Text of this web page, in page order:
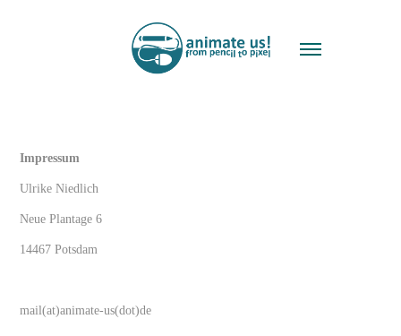
Impressum
Ulrike Niedlich
Neue Plantage 6
14467 Potsdam
mail(at)animate-us(dot)de